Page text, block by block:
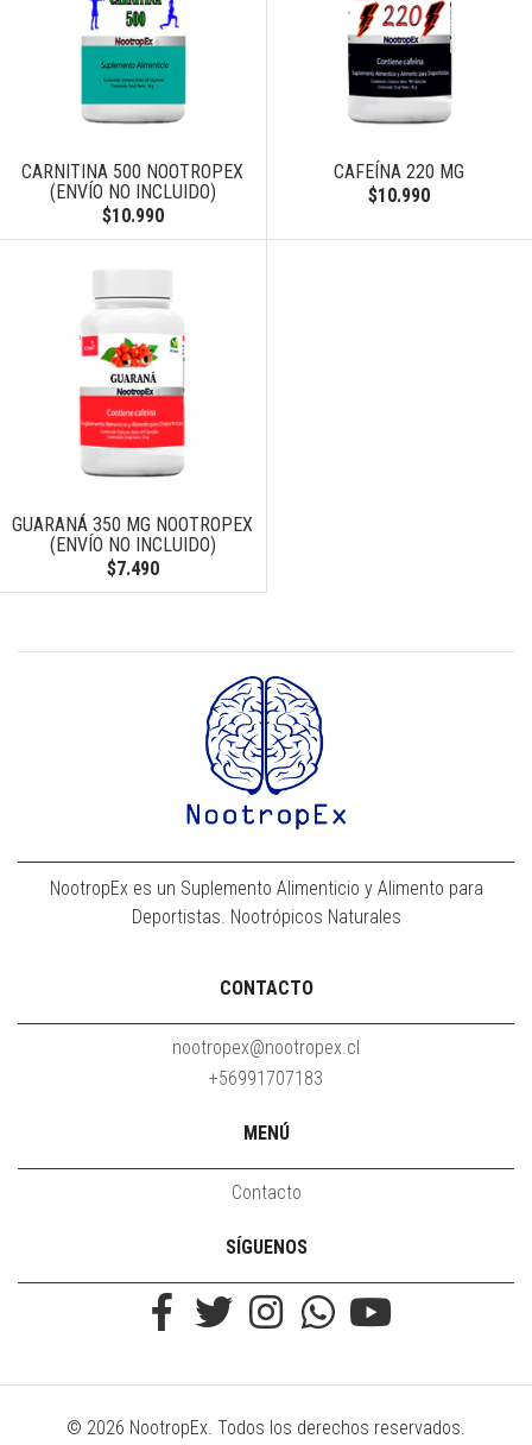
CARNITINA 500 NOOTROPEX
(ENVÍO NO INCLUIDO)
$10.990
CAFEÍNA 220 MG
$10.990
GUARANÁ 350 MG NOOTROPEX
(ENVÍO NO INCLUIDO)
$7.490
NootropEx es un Suplemento Alimenticio y Alimento para
Deportistas. Nootrópicos Naturales
CONTACTO
nootropex@nootropex.cl
+56991707183
MENÚ
Contacto
SÍGUENOS
© 2026 NootropEx. Todos los derechos reservados.